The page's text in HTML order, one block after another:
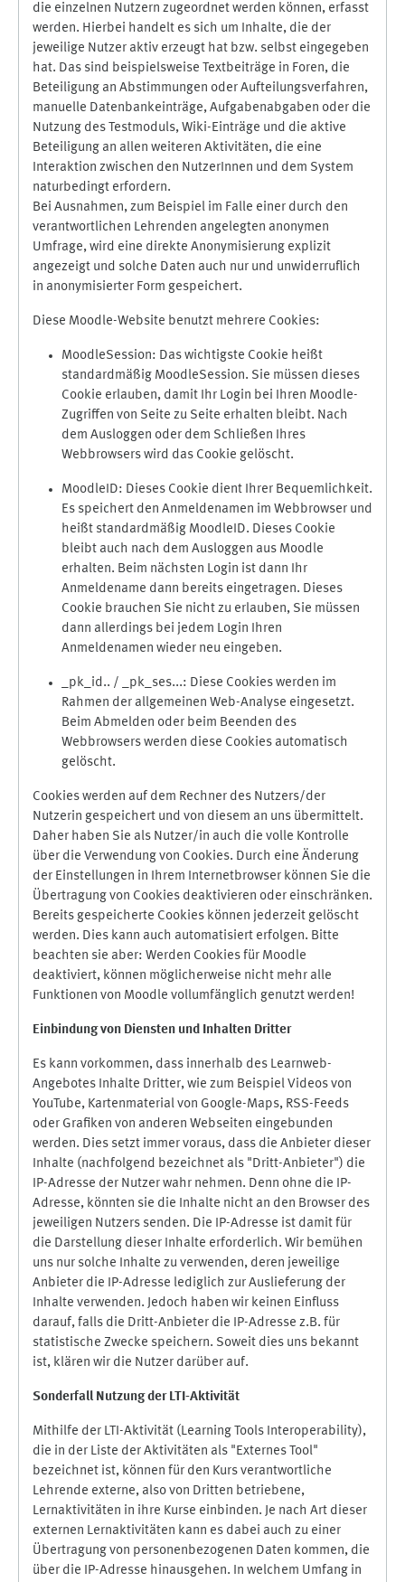
die einzelnen Nutzern zugeordnet werden können, erfasst
werden. Hierbei handelt es sich um Inhalte, die der
jeweilige Nutzer aktiv erzeugt hat bzw. selbst eingegeben
hat. Das sind beispielsweise Textbeiträge in Foren, die
Beteiligung an Abstimmungen oder Aufteilungsverfahren,
manuelle Datenbankeinträge, Aufgabenabgaben oder die
Nutzung des Testmoduls, Wiki-Einträge und die aktive
Beteiligung an allen weiteren Aktivitäten, die eine
Interaktion zwischen den NutzerInnen und dem System
naturbedingt erfordern.
Bei Ausnahmen, zum Beispiel im Falle einer durch den
verantwortlichen Lehrenden angelegten anonymen
Umfrage, wird eine direkte Anonymisierung explizit
angezeigt und solche Daten auch nur und unwiderruflich
in anonymisierter Form gespeichert.
Diese Moodle-Website benutzt mehrere Cookies:
MoodleSession: Das wichtigste Cookie heißt
standardmäßig MoodleSession. Sie müssen dieses
Cookie erlauben, damit Ihr Login bei Ihren Moodle-
Zugriffen von Seite zu Seite erhalten bleibt. Nach
dem Ausloggen oder dem Schließen Ihres
Webbrowsers wird das Cookie gelöscht.
MoodleID: Dieses Cookie dient Ihrer Bequemlichkeit.
Es speichert den Anmeldenamen im Webbrowser und
heißt standardmäßig MoodleID. Dieses Cookie
bleibt auch nach dem Ausloggen aus Moodle
erhalten. Beim nächsten Login ist dann Ihr
Anmeldename dann bereits eingetragen. Dieses
Cookie brauchen Sie nicht zu erlauben, Sie müssen
dann allerdings bei jedem Login Ihren
Anmeldenamen wieder neu eingeben.
_pk_id.. / _pk_ses...: Diese Cookies werden im
Rahmen der allgemeinen Web-Analyse eingesetzt.
Beim Abmelden oder beim Beenden des
Webbrowsers werden diese Cookies automatisch
gelöscht.
Cookies werden auf dem Rechner des Nutzers/der
Nutzerin gespeichert und von diesem an uns übermittelt.
Daher haben Sie als Nutzer/in auch die volle Kontrolle
über die Verwendung von Cookies. Durch eine Änderung
der Einstellungen in Ihrem Internetbrowser können Sie die
Übertragung von Cookies deaktivieren oder einschränken.
Bereits gespeicherte Cookies können jederzeit gelöscht
werden. Dies kann auch automatisiert erfolgen. Bitte
beachten sie aber: Werden Cookies für Moodle
deaktiviert, können möglicherweise nicht mehr alle
Funktionen von Moodle vollumfänglich genutzt werden!
Einbindung von Diensten und Inhalten Dritter
Es kann vorkommen, dass innerhalb des Learnweb-
Angebotes Inhalte Dritter, wie zum Beispiel Videos von
YouTube, Kartenmaterial von Google-Maps, RSS-Feeds
oder Grafiken von anderen Webseiten eingebunden
werden. Dies setzt immer voraus, dass die Anbieter dieser
Inhalte (nachfolgend bezeichnet als "Dritt-Anbieter") die
IP-Adresse der Nutzer wahr nehmen. Denn ohne die IP-
Adresse, könnten sie die Inhalte nicht an den Browser des
jeweiligen Nutzers senden. Die IP-Adresse ist damit für
die Darstellung dieser Inhalte erforderlich. Wir bemühen
uns nur solche Inhalte zu verwenden, deren jeweilige
Anbieter die IP-Adresse lediglich zur Auslieferung der
Inhalte verwenden. Jedoch haben wir keinen Einfluss
darauf, falls die Dritt-Anbieter die IP-Adresse z.B. für
statistische Zwecke speichern. Soweit dies uns bekannt
ist, klären wir die Nutzer darüber auf.
Sonderfall Nutzung der LTI-Aktivität
Mithilfe der LTI-Aktivität (Learning Tools Interoperability),
die in der Liste der Aktivitäten als "Externes Tool"
bezeichnet ist, können für den Kurs verantwortliche
Lehrende externe, also von Dritten betriebene,
Lernaktivitäten in ihre Kurse einbinden. Je nach Art dieser
externen Lernaktivitäten kann es dabei auch zu einer
Übertragung von personenbezogenen Daten kommen, die
über die IP-Adresse hinausgehen. In welchem Umfang in